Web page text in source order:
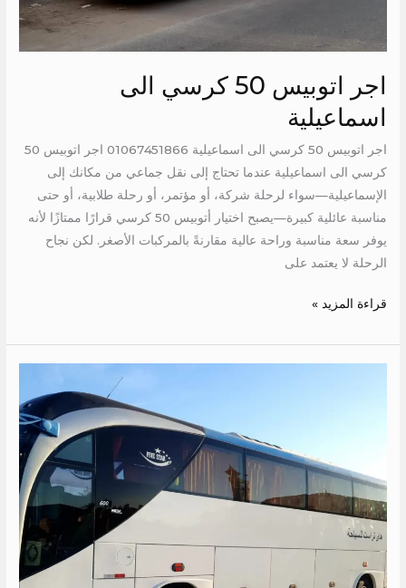
اجر اتوبيس 50 كرسي الى
اسماعيلية
اجر اتوبيس 50 كرسي الى اسماعيلية 01067451866 اجر اتوبيس 50
كرسي الى اسماعيلية عندما تحتاج إلى نقل جماعي من مكانك إلى
الإسماعيلية—سواء لرحلة شركة، أو مؤتمر، أو رحلة طلابية، أو حتى
مناسبة عائلية كبيرة—يصبح اختيار أتوبيس 50 كرسي قرارًا ممتازًا لأنه
يوفر سعة مناسبة وراحة عالية مقارنةً بالمركبات الأصغر. لكن نجاح
الرحلة لا يعتمد على
قراءة المزيد »